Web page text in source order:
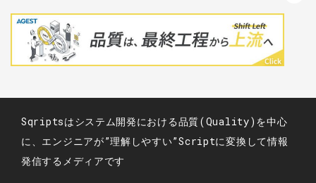
Sqriptsはシステム開発における品質(Quality)を中心
に、エンジニアが”理解しやすい”Scriptに変換して情報
発信するメディアです